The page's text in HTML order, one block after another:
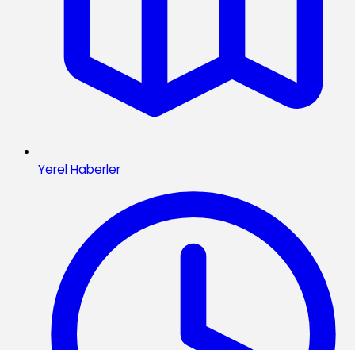
Yerel Haberler